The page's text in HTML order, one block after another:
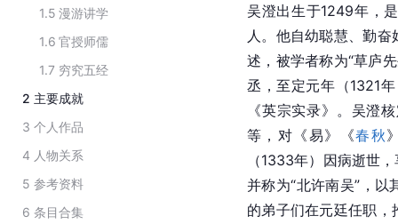
1.5 漫游讲学
1.6 官授师儒
1.7 穷究五经
2 主要成就
3 个人作品
4 人物关系
5 参考资料
6 条目合集
吴澄出生于1249年，
人。他自幼聪慧、勤
述，被学者称为“草庐
丞，至定元年（1321
《英宗实录》。吴澄
等，对《易》《春秋
（1333年）因病逝世
并称为“北许南吴”，以
的弟子们在元廷任职